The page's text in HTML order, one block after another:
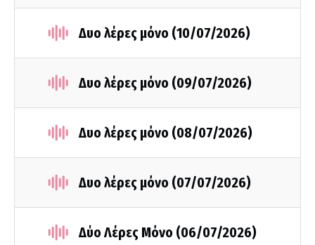
Δυο λέρες μόνο (10/07/2026)
Δυο λέρες μόνο (09/07/2026)
Δυο λέρες μόνο (08/07/2026)
Δυο λέρες μόνο (07/07/2026)
Δύο Λέρες Μόνο (06/07/2026)